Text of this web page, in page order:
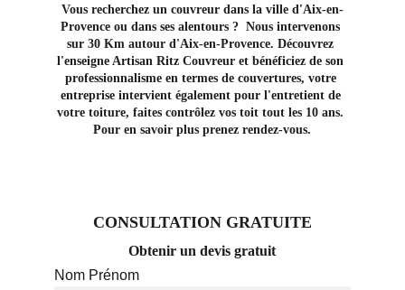
Nom Prénom
Vous recherchez un couvreur dans la ville d'Aix-en-
Provence ou dans ses alentours ?  Nous intervenons
sur 30 Km autour d'Aix-en-Provence. Découvrez
l'enseigne Artisan Ritz Couvreur et bénéficiez de son
professionnalisme en termes de couvertures, votre
entreprise intervient également pour l'entretient de
votre toiture, faites contrôlez vos toit tout les 10 ans.
Pour en savoir plus prenez rendez-vous.
CONSULTATION GRATUITE
Obtenir un devis gratuit